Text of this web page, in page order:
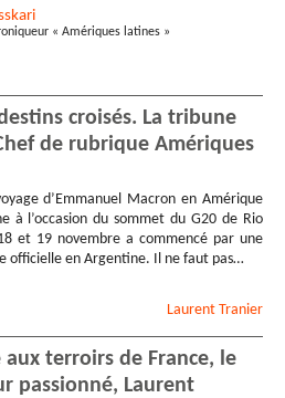
« Amériques latines »
croisés. La tribune
de rubrique Amériques
d’Emmanuel Macron en Amérique
à l’occasion du sommet du G20 de Rio
et 19 novembre a commencé par une
officielle en Argentine. Il ne faut pas…
Laurent Tranier
aux terroirs de France, le
passionné, Laurent